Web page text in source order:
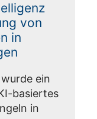
von
in
ein
basiertes
in